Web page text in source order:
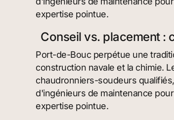
expertise pointue.
Conseil vs. placement :
Port-de-Bouc perpétue une
construction navale et la chimie.
chaudronniers-soudeurs
d'ingénieurs de maintenance
expertise pointue.